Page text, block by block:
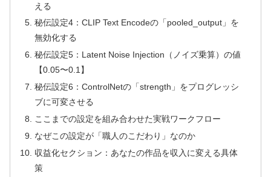
える
秘伝設定4：CLIP Text Encodeの「pooled_output」を
無効化する
秘伝設定5：Latent Noise Injection（ノイズ乗算）の値
【0.05〜0.1】
秘伝設定6：ControlNetの「strength」をプログレッシ
ブに可変させる
ここまでの設定を組み合わせた実戦ワークフロー
なぜこの設定が「職人のこだわり」なのか
収益化セクション：あなたの作品を収入に変える具体
策